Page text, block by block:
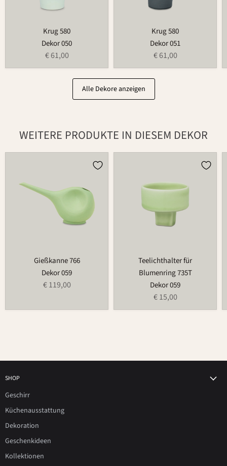
Krug 580
Dekor 050
€ 61,00
Krug 580
Dekor 051
€ 61,00
Alle Dekore anzeigen
WEITERE PRODUKTE IN DIESEM DEKOR
Gießkanne 766
Dekor 059
€ 119,00
Teelichthalter für
Blumenring 735T
Dekor 059
€ 15,00
SHOP
Geschirr
Küchenausstattung
Dekoration
Geschenkideen
Kollektionen